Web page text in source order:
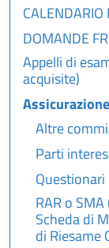
CALENDARIO
DOMANDE
Appelli di
acquisite)
Altre
Parti
RAR o
Scheda di
di Riesame